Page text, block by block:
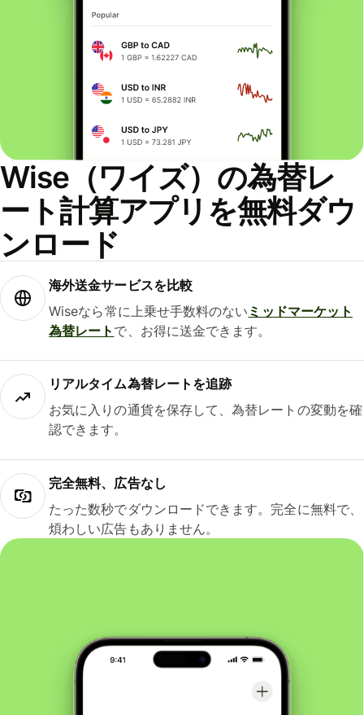
Wise（ワイズ）の為替レ
ート計算アプリを無料ダウ
ンロード
海外送金サービスを比較
Wiseなら常に上乗せ手数料のない ミッドマーケット
為替レート で、お得に送金できます。
リアルタイム為替レートを追跡
お気に入りの通貨を保存して、為替レートの変動を確
認できます。
完全無料、広告なし
たった数秒でダウンロードできます。完全に無料で、
煩わしい広告もありません。